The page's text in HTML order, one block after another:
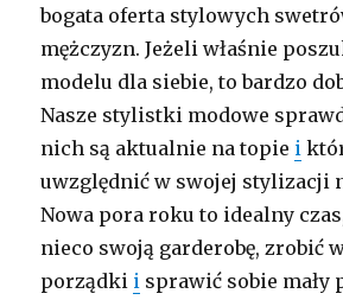
bogata oferta stylowych
mężczyzn. Jeżeli właśnie
modelu dla siebie, to bardzo
Nasze stylistki modowe
nich są aktualnie na topie i
uwzględnić w swojej stylizacji
Nowa pora roku to idealny
nieco swoją garderobę, zrobić
porządki i sprawić sobie mały